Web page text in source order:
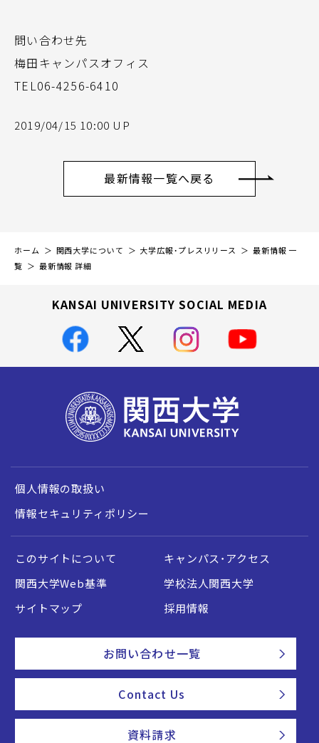
問い合わせ先
梅田キャンパスオフィス
TEL06-4256-6410
2019/04/15 10:00 UP
最新情報一覧へ戻る
ホーム 関西大学について 大学広報・プレスリリース
最新情報 一
覧
最新情報 詳細
KANSAI UNIVERSITY SOCIAL MEDIA
個人情報の取扱い
情報セキュリティポリシー
このサイトについて
キャンパス・アクセス
関西大学Web基準
学校法人関西大学
サイトマップ
採用情報
お問い合わせ一覧
Contact Us
資料請求